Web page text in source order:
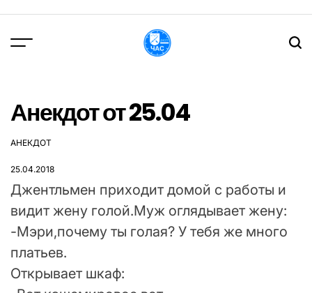
вмісту
Анекдот от 25.04
ОПУБЛІКУВАТИ
АНЕКДОТ
25.04.2018
Джентльмен приходит домой с работы и
видит жену голой.Муж оглядывает жену:
-Мэри,почему ты голая? У тебя же много
платьев.
Открывает шкаф: